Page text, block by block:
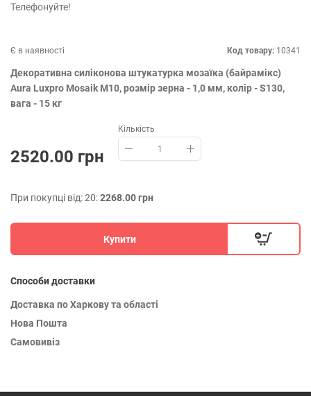
Телефонуйте!
Є в наявності Код товару: 10341
Декоративна силіконова штукатурка мозаїка (байрамікс)
Aura Luxpro Mosaik М10, розмір зерна - 1,0 мм, колір - S130,
вага - 15 кг
2520.00 грн
Кількість
При покупці від: 20:2268.00 грн
Купити
Способи доставки
Доставка по Харкову та області
Нова Пошта
Самовивіз